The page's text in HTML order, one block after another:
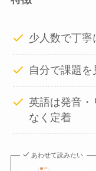
少人数で丁寧
自分で課題
英語は発音・
なく定着
あわせて読みたい